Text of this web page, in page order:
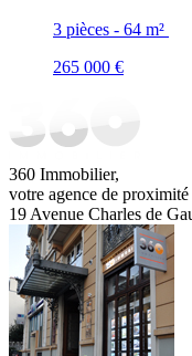
3 pièces - 64 m²
265 000 €
360 Immobilier,
votre agence de
19 Avenue Charles de